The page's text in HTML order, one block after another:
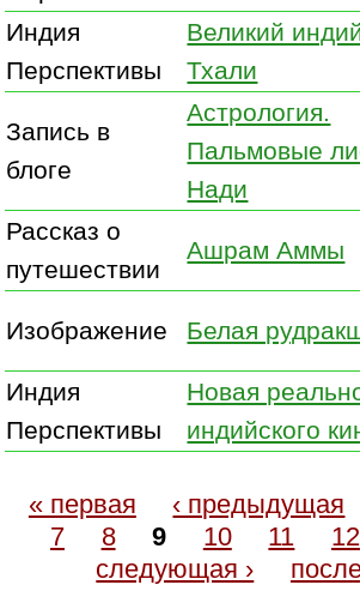
Индия
Перспективы
Великий
Тхали
Запись в
блоге
Астрология.
Пальмовые
Нади
Рассказ о
путешествии
Ашрам Аммы
Изображение Белая
Индия
Перспективы
Новая
индийского
« первая ‹ предыдущая
7
8 9 10 11 12
следующая ›